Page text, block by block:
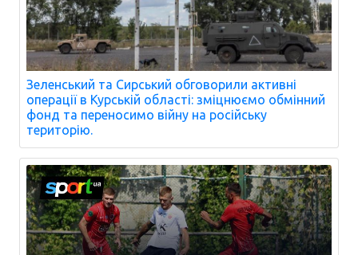
Зеленський та Сирський обговорили активні
операції в Курській області: зміцнюємо обмінний
фонд та переносимо війну на російську
територію.